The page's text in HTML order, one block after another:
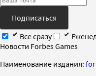
Подписаться
Все сразу
Новости Forbes Games
Наименование издания: